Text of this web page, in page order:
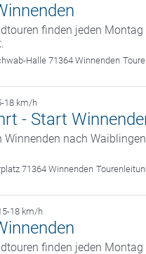
finden jeden
Halle 71364 Winnenden
18 km/h
- Start
Winnenden nach
71364 Winnenden
18 km/h
finden jeden